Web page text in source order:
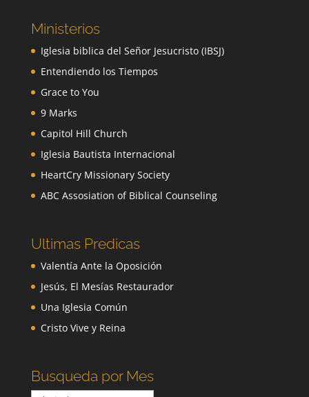
Ministerios
Iglesia biblica del Señor Jesucristo (IBSJ)
Entendiendo los Tiempos
Grace to You
9 Marks
Capitol Hill Church
Iglesia Bautista Internacional
HeartCry Missionary Society
ABC Assosiation of Biblical Counseling
Ultimas Predicas
Valentía Ante la Oposición
Jesús, El Mesías Restaurador
Una Iglesia Común
Cristo Vive y Reina
Busqueda por Mes